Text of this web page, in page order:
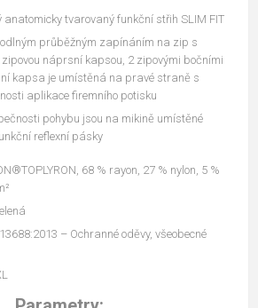
tvarovaný funkční střih SLIM FIT
průběžným zapínáním na zip s
náprsní kapsou, 2 zipovými bočními
kapsa je umístěná na pravé straně s
aplikace firemního potisku
pohybu jsou na mikině umístěné
reflexní pásky
68 % rayon, 27 % nylon, 5 %
– Ochranné oděvy, všeobecné